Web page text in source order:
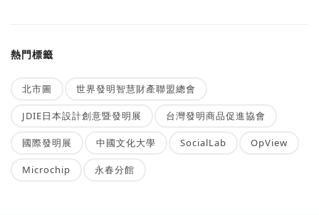
熱門標籤
北市圖 世界發明智慧財產聯盟總會
JDIE日本設計創意暨發明展 台灣發明商品促進協會
國際發明展 中國文化大學 SocialLab OpView
Microchip 永春分館